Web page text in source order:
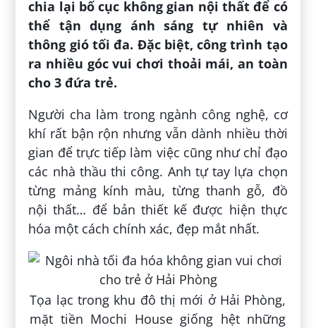
chia lại bố cục không gian nội thất để có
thể tận dụng ánh sáng tự nhiên và
thông gió tối đa. Đặc biệt, công trình tạo
ra nhiều góc vui chơi thoải mái, an toàn
cho 3 đứa trẻ.
Người cha làm trong ngành công nghệ, cơ
khí rất bận rộn nhưng vẫn dành nhiều thời
gian để trực tiếp làm việc cũng như chỉ đạo
các nhà thầu thi công. Anh tự tay lựa chọn
từng mảng kính màu, từng thanh gỗ, đồ
nội thất… để bản thiết kế được hiện thực
hóa một cách chính xác, đẹp mắt nhất.
Tọa lạc trong khu đô thị mới ở Hải Phòng,
mặt tiền Mochi House giống hệt những